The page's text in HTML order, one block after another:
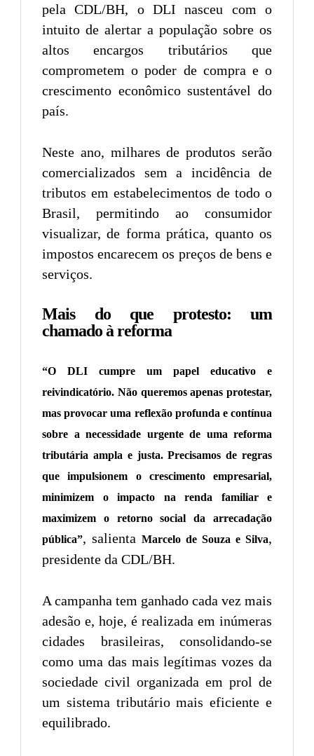
pela CDL/BH, o DLI nasceu com o
intuito de alertar a população sobre os
altos encargos tributários que
comprometem o poder de compra e o
crescimento econômico sustentável do
país.
Neste ano, milhares de produtos serão
comercializados sem a incidência de
tributos em estabelecimentos de todo o
Brasil, permitindo ao consumidor
visualizar, de forma prática, quanto os
impostos encarecem os preços de bens e
serviços.
Mais do que protesto: um
chamado à reforma
“O DLI cumpre um papel educativo e
reivindicatório. Não queremos apenas protestar,
mas provocar uma reflexão profunda e contínua
sobre a necessidade urgente de uma reforma
tributária ampla e justa. Precisamos de regras
que impulsionem o crescimento empresarial,
minimizem o impacto na renda familiar e
maximizem o retorno social da arrecadação
pública”, salienta Marcelo de Souza e Silva,
presidente da CDL/BH.
A campanha tem ganhado cada vez mais
adesão e, hoje, é realizada em inúmeras
cidades brasileiras, consolidando-se
como uma das mais legítimas vozes da
sociedade civil organizada em prol de
um sistema tributário mais eficiente e
equilibrado.